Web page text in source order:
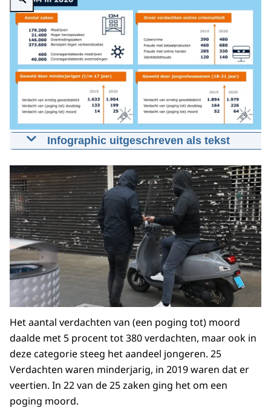
Infographic uitgeschreven als tekst
Aantal zaken:
179.200 Misdrijven
21.400 Hoger beroepszaken
146.000 Overtredingszaken
373.600 Beroepen tegen verkeersboetes
400 Coronagerelateerde misdrijven
40.000 Coronagerelateerde overtredingen
Groei verdachten online
criminaliteit*:
Cybercrime: van 390 naar 480
Fraude met betaalproducten: van 460 naar 680
Fraude met online handel: van 285 naar 330
Identiteitsfraude: van 120 naar 140
Het aantal verdachten van (een poging tot) moord
daalde met 5 procent tot 380 verdachten, maar ook in
deze categorie steeg het aandeel jongeren. 25
Verdachten waren minderjarig, in 2019 waren dat er
veertien. In 22 van de 25 zaken ging het om een
poging moord.